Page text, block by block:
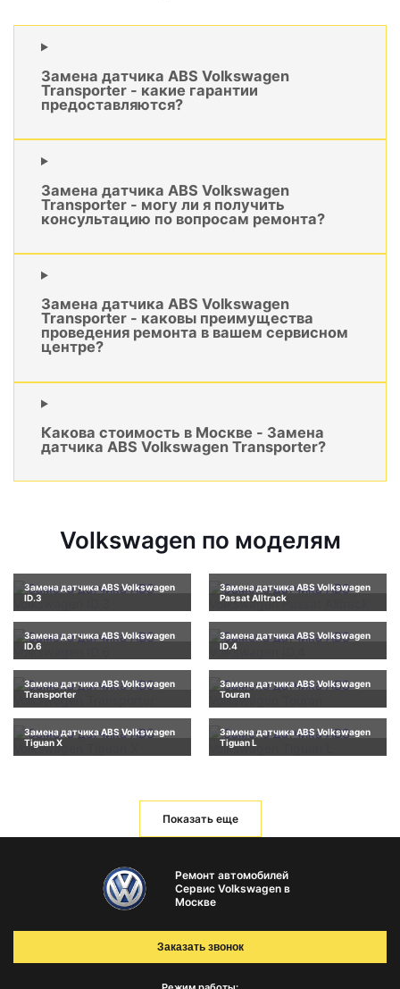
Замена датчика ABS Volkswagen
Transporter - какие гарантии
предоставляются?
Замена датчика ABS Volkswagen
Transporter - могу ли я получить
консультацию по вопросам ремонта?
Замена датчика ABS Volkswagen
Transporter - каковы преимущества
проведения ремонта в вашем сервисном
центре?
Какова стоимость в Москве - Замена
датчика ABS Volkswagen Transporter?
Volkswagen по моделям
Замена датчика ABS Volkswagen
ID.3
Замена датчика ABS Volkswagen
Passat Alltrack
Замена датчика ABS Volkswagen
ID.6
Замена датчика ABS Volkswagen
ID.4
Замена датчика ABS Volkswagen
Transporter
Замена датчика ABS Volkswagen
Touran
Замена датчика ABS Volkswagen
Tiguan X
Замена датчика ABS Volkswagen
Tiguan L
Показать еще
Ремонт автомобилей
Сервис Volkswagen в
Москве
Заказать звонок